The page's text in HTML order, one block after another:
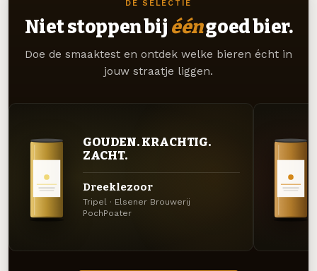
DE SELECTIE
Niet stoppen bij ééngoed bier.
Doe de smaaktest en ontdek welke bieren écht in
jouw straatje liggen.
GOUDEN. KRACHTIG.
ZACHT.
Dreeklezoor
Tripel · Elsener Brouwerij
PochPoater